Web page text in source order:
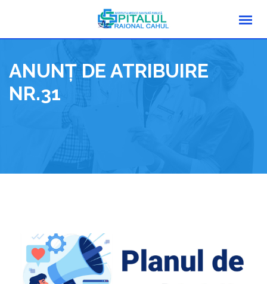
content
ANUNȚ DE ATRIBUIRE
NR.31